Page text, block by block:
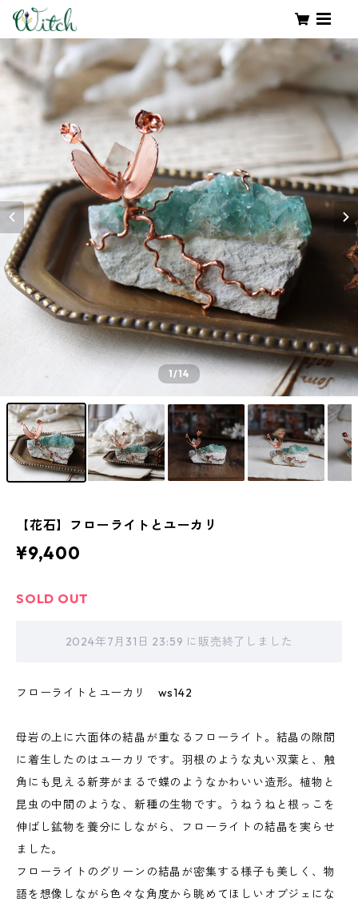
1/14
【花石】フローライトとユーカリ
¥9,400
SOLD OUT
2024年7月31日 23:59 に販売終了しました
フローライトとユーカリ ws142
母岩の上に六面体の結晶が重なるフローライト。結晶の隙間
に着生したのはユーカリです。羽根のような丸い双葉と、触
角にも見える新芽がまるで蝶のようなかわいい造形。植物と
昆虫の中間のような、新種の生物です。うねうねと根っこを
伸ばし鉱物を養分にしながら、フローライトの結晶を実らせ
ました。
フローライトのグリーンの結晶が密集する様子も美しく、物
語を想像しながら色々な角度から眺めてほしいオブジェにな